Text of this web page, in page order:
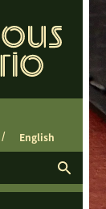
English